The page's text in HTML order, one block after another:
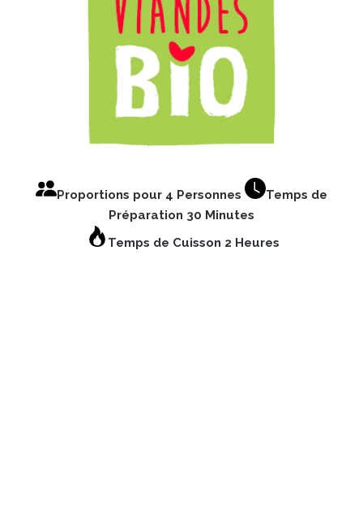
Proportions pour 4 Personnes
Temps de
Préparation 30 Minutes
Temps de Cuisson 2 Heures